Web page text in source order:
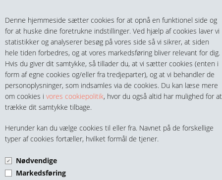
Denne hjemmeside sætter cookies for at opnå en funktionel side og
for at huske dine foretrukne indstillinger. Ved hjælp af cookies laver vi
statistikker og analyserer besøg på vores side så vi sikrer, at siden
hele tiden forbedres, og at vores markedsføring bliver relevant for dig.
Hvis du giver dit samtykke, så tillader du, at vi sætter cookies (enten i
form af egne cookies og/eller fra tredjeparter), og at vi behandler de
personoplysninger, som indsamles via de cookies. Du kan læse mere
om cookies i vores cookiepolitik, hvor du også altid har mulighed for at
trække dit samtykke tilbage.
Herunder kan du vælge cookies til eller fra. Navnet på de forskellige
typer af cookies fortæller, hvilket formål de tjener.
Nødvendige
Markedsføring
Teltech.dk 0 vare(r) i kurven
0,00 DKK
MENU
HANER & VENTILER
SLANGER, KOBLINGER & TILBEHØR
FILE MM